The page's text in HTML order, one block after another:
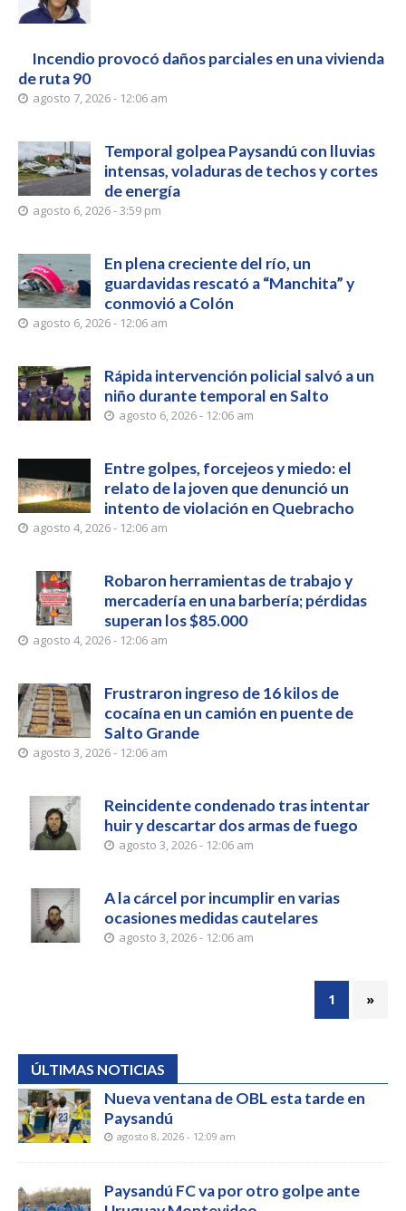
Incendio provocó daños parciales en una vivienda
de ruta 90
agosto 7, 2026 - 12:06 am
Temporal golpea Paysandú con lluvias
intensas, voladuras de techos y cortes
de energía
agosto 6, 2026 - 3:59 pm
En plena creciente del río, un
guardavidas rescató a “Manchita” y
conmovió a Colón
agosto 6, 2026 - 12:06 am
Rápida intervención policial salvó a un
niño durante temporal en Salto
agosto 6, 2026 - 12:06 am
Entre golpes, forcejeos y miedo: el
relato de la joven que denunció un
intento de violación en Quebracho
agosto 4, 2026 - 12:06 am
Robaron herramientas de trabajo y
mercadería en una barbería; pérdidas
superan los $85.000
agosto 4, 2026 - 12:06 am
Frustraron ingreso de 16 kilos de
cocaína en un camión en puente de
Salto Grande
agosto 3, 2026 - 12:06 am
Reincidente condenado tras intentar
huir y descartar dos armas de fuego
agosto 3, 2026 - 12:06 am
A la cárcel por incumplir en varias
ocasiones medidas cautelares
agosto 3, 2026 - 12:06 am
1 »
ÚLTIMAS NOTICIAS
Nueva ventana de OBL esta tarde en
Paysandú
agosto 8, 2026 - 12:09 am
Paysandú FC va por otro golpe ante